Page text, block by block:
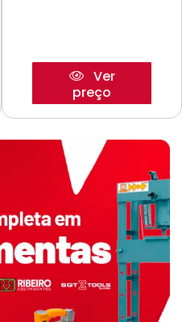
Ver
preço